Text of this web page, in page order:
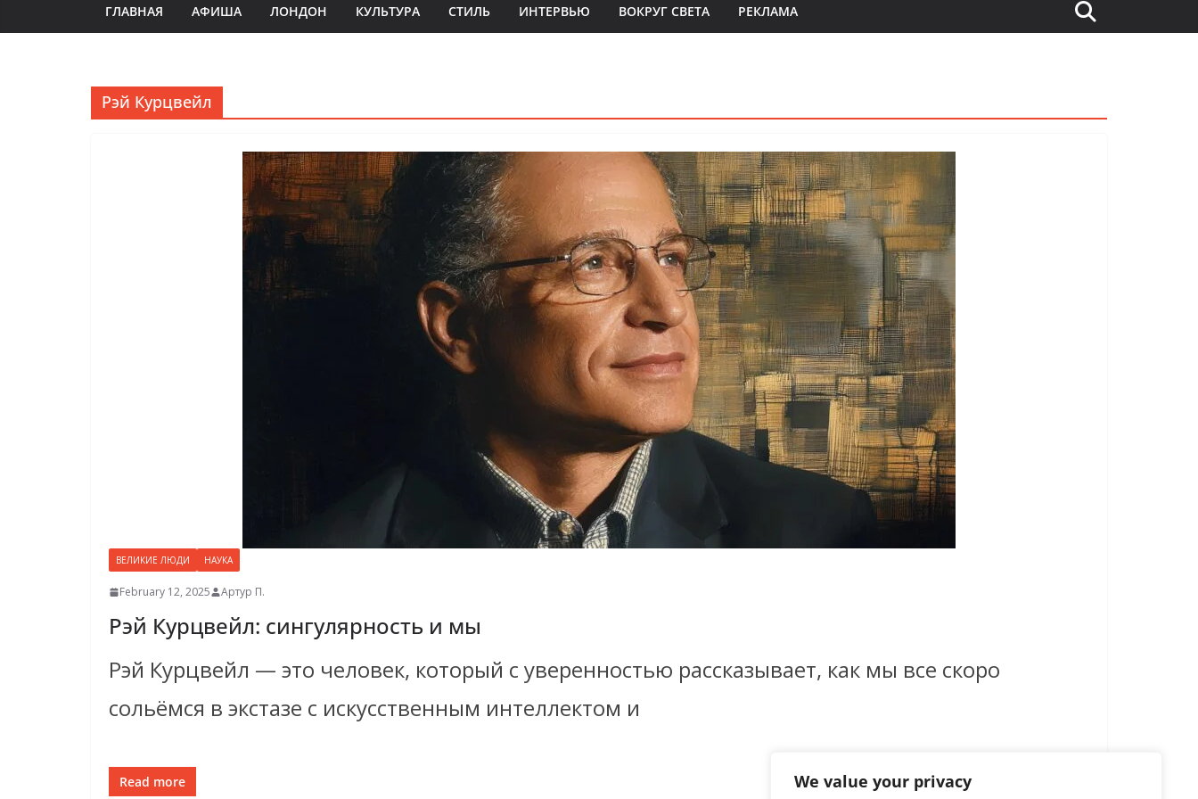
We value your privacy
ГЛАВНАЯ АФИША ЛОНДОН КУЛЬТУРА СТИЛЬ ИНТЕРВЬЮ ВОКРУГ СВЕТА РЕКЛАМА
Рэй Курцвейл
ВЕЛИКИЕ ЛЮДИ НАУКА
February 12, 2025 Артур П.
Рэй Курцвейл: сингулярность и мы
Рэй Курцвейл — это человек, который с уверенностью рассказывает, как мы все скоро
сольёмся в экстазе с искусственным интеллектом и
Read more